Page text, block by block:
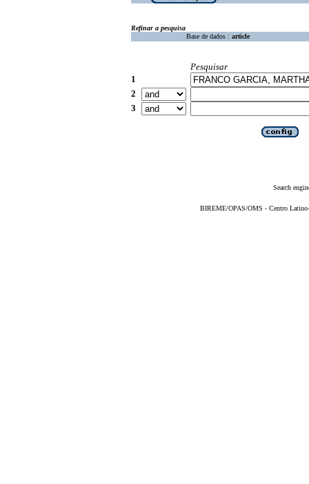
Refinar a pesquisa
Base de dados : article
Pesquisar
1
2
3
Search
BIREME/OPAS/OMS - Centro Latino-